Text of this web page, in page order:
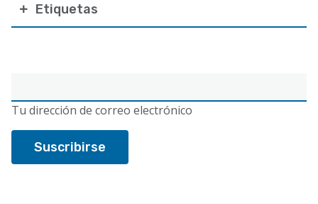
electrónico
Tu dirección de correo electrónico
Etiquetas